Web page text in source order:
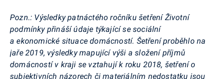
Pozn.: Výsledky patnáctého ročníku šetření Životní
podmínky přináší údaje týkající se sociální
a ekonomické situace domácností. Šetření proběhlo na
jaře 2019, výsledky mapující výši a složení příjmů
domácností v kraji se vztahují k roku 2018, šetření o
subjektivních názorech či materiálním nedostatku jsou